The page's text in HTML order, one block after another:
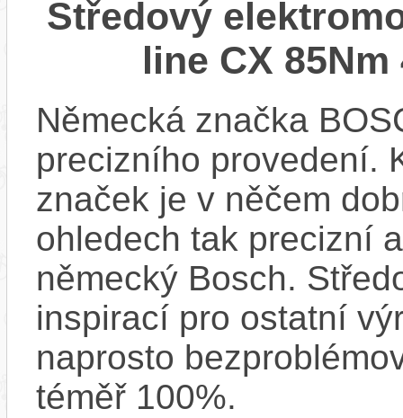
Středový
line CX
Německá značka
precizního provedení.
značek je v něčem
ohledech tak precizní
německý Bosch.
inspirací pro ostatní
naprosto
téměř 100%.